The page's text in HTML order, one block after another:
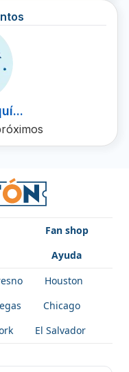
una experiencia única
de energía y
para Dj Moreno
inolvidable de
oportunidad de ver a
de primera
Fan shop
Ayuda
Houston
Chicago
El Salvador